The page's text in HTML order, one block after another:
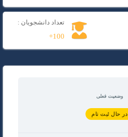
تعداد دانشجویان :
100+
وضعیت فعلی
در حال ثبت نام